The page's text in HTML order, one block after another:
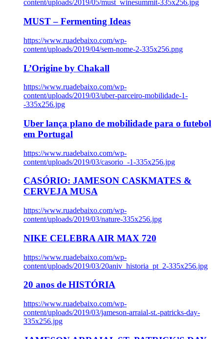
content/uploads/2019/05/must_winesummit-335x256.jpg
MUST – Fermenting Ideas
https://www.ruadebaixo.com/wp-
content/uploads/2019/04/sem-nome-2-335x256.png
L’Origine by Chakall
https://www.ruadebaixo.com/wp-
content/uploads/2019/03/uber-parceiro-mobilidade-1-
-335x256.jpg
Uber lança plano de mobilidade para o futebol
em Portugal
https://www.ruadebaixo.com/wp-
content/uploads/2019/03/casorio_-1-335x256.jpg
CASÓRIO: JAMESON CASKMATES &
CERVEJA MUSA
https://www.ruadebaixo.com/wp-
content/uploads/2019/03/nature-335x256.jpg
NIKE CELEBRA AIR MAX 720
https://www.ruadebaixo.com/wp-
content/uploads/2019/03/20aniv_historia_pt_2-335x256.jpg
20 anos de HISTÓRIA
https://www.ruadebaixo.com/wp-
content/uploads/2019/03/jameson-arraial-st.-patricks-day-
335x256.jpg